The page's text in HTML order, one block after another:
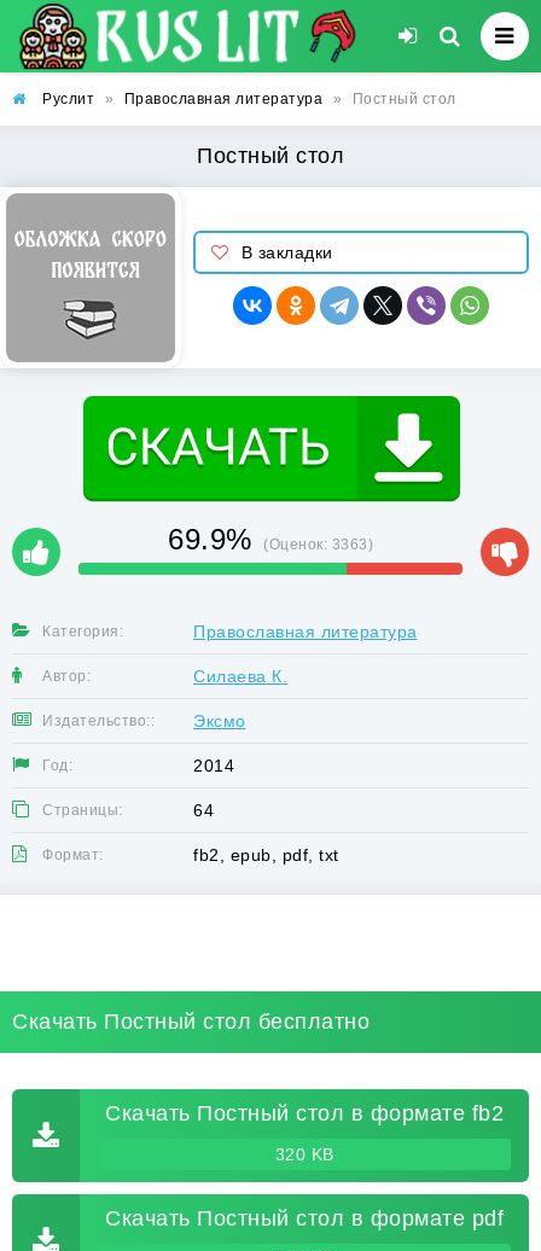
Руслит » Православная литература » Постный стол
Постный стол
В закладки
69.9% (Оценок: 3363)
Категория: Православная литература
Автор: Силаева К.
Издательство:: Эксмо
Год: 2014
Страницы: 64
Формат: fb2, epub, pdf, txt
Скачать Постный стол бесплатно
Скачать Постный стол в формате fb2
320 KB
Скачать Постный стол в формате pdf